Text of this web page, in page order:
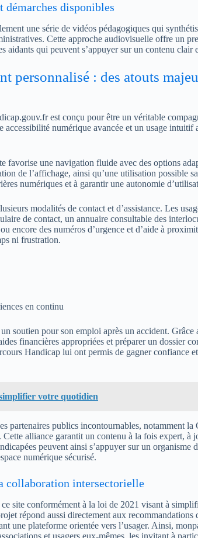
démarches disponibles
une série de vidéos pédagogiques qui
Cette approche audiovisuelle offre un
aidants qui peuvent s’appuyer sur un contenu clair
personnalisé : des atouts
est conçu pour être un véritable
accessibilité numérique avancée et un usage intuitif
favorise une navigation fluide avec des options
de l’affichage, ainsi qu’une utilisation possible
numériques et à garantir une autonomie
modalités de contact et d’assistance. Les
de contact, un annuaire consultable des
encore des numéros d’urgence et d’aide à
ni frustration.
en continu
soutien pour son emploi après un accident. Grâce
financières appropriées et préparer un dossier
Handicap lui ont permis de gagner confiance
votre quotidien
partenaires publics incontournables, notamment la
alliance garantit un contenu à la fois expert, à
peuvent ainsi s’appuyer sur un organisme
numérique sécurisé.
collaboration intersectorielle
site conformément à la loi de 2021 visant à
répond aussi directement aux recommandations
une plateforme orientée vers l’usager. Ainsi,
et usagers eux-mêmes, les invitant à